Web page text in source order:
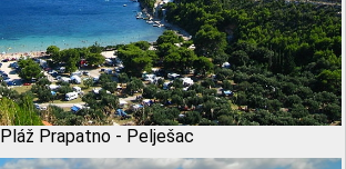
Pláž Prapatno - Pelješac